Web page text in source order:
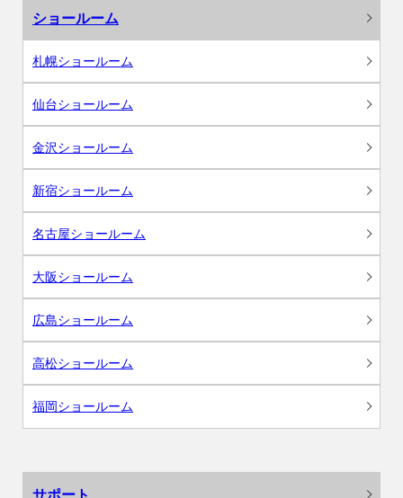
ショールーム
札幌ショールーム
仙台ショールーム
金沢ショールーム
新宿ショールーム
名古屋ショールーム
大阪ショールーム
広島ショールーム
高松ショールーム
福岡ショールーム
サポート